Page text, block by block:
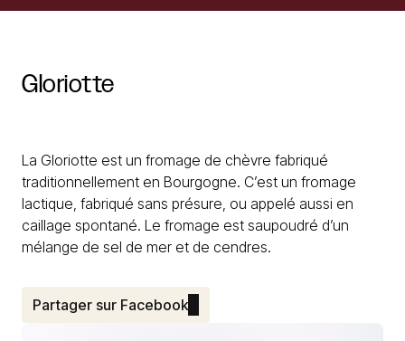
Gloriotte
La Gloriotte est un fromage de chèvre fabriqué
traditionnellement en Bourgogne. C’est un fromage
lactique, fabriqué sans présure, ou appelé aussi en
caillage spontané. Le fromage est saupoudré d’un
mélange de sel de mer et de cendres.
Partager sur Facebook